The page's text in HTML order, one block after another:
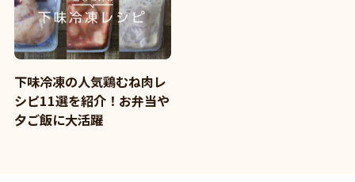
下味冷凍の人気鶏むね肉レ
シピ11選を紹介！お弁当や
夕ご飯に大活躍